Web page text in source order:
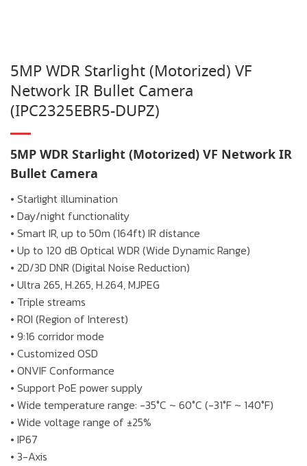
5MP WDR Starlight (Motorized) VF
Network IR Bullet Camera
(IPC2325EBR5-DUPZ)
5MP WDR Starlight (Motorized) VF Network IR
Bullet Camera
• Starlight illumination
• Day/night functionality
• Smart IR, up to 50m (164ft) IR distance
• Up to 120 dB Optical WDR (Wide Dynamic Range)
• 2D/3D DNR (Digital Noise Reduction)
• Ultra 265, H.265, H.264, MJPEG
• Triple streams
• ROI (Region of Interest)
• 9:16 corridor mode
• Customized OSD
• ONVIF Conformance
• Support PoE power supply
• Wide temperature range: -35°C ~ 60°C (-31°F ~ 140°F)
• Wide voltage range of ±25%
• IP67
• 3-Axis